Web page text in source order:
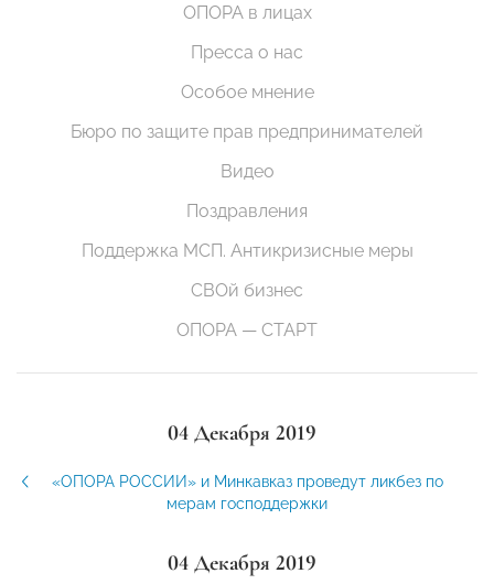
ОПОРА в лицах
Пресса о нас
Особое мнение
Бюро по защите прав предпринимателей
Видео
Поздравления
Поддержка МСП. Антикризисные меры
СВОй бизнес
ОПОРА — СТАРТ
04 Декабря 2019
«ОПОРА РОССИИ» и Минкавказ проведут ликбез по
мерам господдержки
04 Декабря 2019